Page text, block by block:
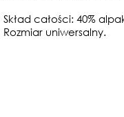
Skład całości: 40%
Rozmiar uniwersalny.